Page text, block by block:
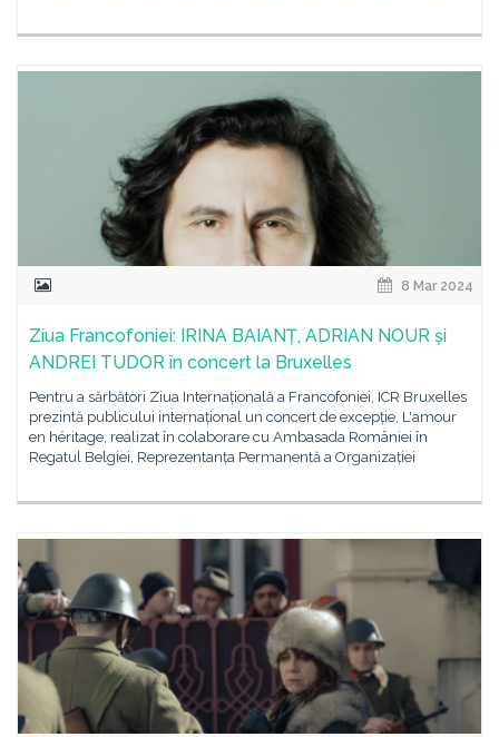
8 Mar 2024
Ziua Francofoniei: IRINA BAIANȚ, ADRIAN NOUR și
ANDREI TUDOR în concert la Bruxelles
Pentru a sărbători Ziua Internațională a Francofoniei, ICR Bruxelles
prezintă publicului internațional un concert de excepție, L'amour
en héritage, realizat în colaborare cu Ambasada României în
Regatul Belgiei, Reprezentanța Permanentă a Organizației